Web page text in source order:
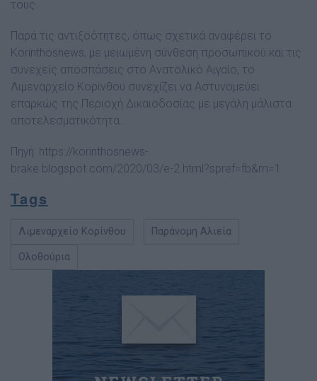
τους.
Παρά τις αντιξοότητες, όπως σχετικά αναφέρει το
Korinthosnews, με μειωμένη σύνθεση προσωπικού και τις
συνεχείς αποσπάσεις στο Ανατολικό Αιγαίο, το
Λιμεναρχείο Κορίνθου συνεχίζει να Αστυνομεύει
επαρκώς της Περιοχή Δικαιοδοσίας με μεγάλη μάλιστα
αποτελεσματικότητα.
Πηγή: https://korinthosnews-
brake.blogspot.com/2020/03/e-2.html?spref=fb&m=1
Tags
Λιμεναρχείο Κορίνθου Παράνομη Αλιεία
Ολοθούρια